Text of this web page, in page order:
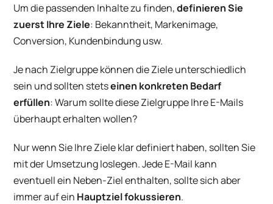
Um die passenden Inhalte zu finden,definieren Sie
zuerst Ihre Ziele: Bekanntheit, Markenimage,
Conversion, Kundenbindung usw.
Je nach Zielgruppe können die Ziele unterschiedlich
sein und sollten stetseinen konkreten Bedarf
erfüllen: Warum sollte diese Zielgruppe Ihre E-Mails
überhaupt erhalten wollen?
Nur wenn Sie Ihre Ziele klar definiert haben, sollten Sie
mit der Umsetzung loslegen. Jede E-Mail kann
eventuell ein Neben-Ziel enthalten, sollte sich aber
immer auf ein Hauptziel fokussieren.